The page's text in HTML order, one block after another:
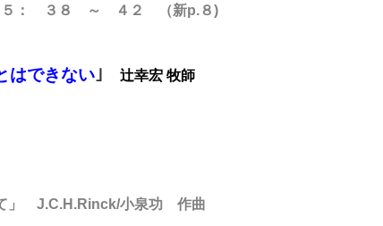
５： ３８ ～ ４２ （新p.８)
はできない ｣
辻幸宏 牧師
J.C.H.Rinck/小泉功 作曲